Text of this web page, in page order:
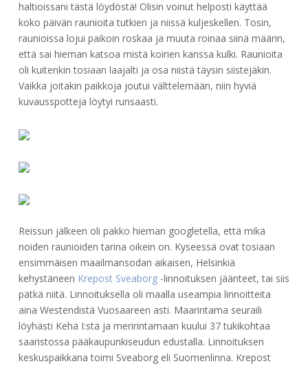
haltioissani tästä löydöstä! Olisin voinut helposti käyttää
koko päivän raunioita tutkien ja niissä kuljeskellen. Tosin,
raunioissa lojui paikoin roskaa ja muuta roinaa siinä määrin,
että sai hieman katsoa mistä koirien kanssa kulki. Raunioita
oli kuitenkin tosiaan laajalti ja osa niistä täysin siistejäkin.
Vaikka joitakin paikkoja joutui välttelemään, niin hyviä
kuvausspotteja löytyi runsaasti.
Reissun jälkeen oli pakko hieman googletella, että mikä
noiden raunioiden tarina oikein on. Kyseessä ovat tosiaan
ensimmäisen maailmansodan aikaisen, Helsinkiä
kehystäneen Krepost Sveaborg-linnoituksen jäänteet, tai siis
pätkä niitä. Linnoituksella oli maalla useampia linnoitteita
aina Westendistä Vuosaareen asti. Maarintama seuraili
löyhästi Kehä I:stä ja meririntamaan kuului 37 tukikohtaa
saaristossa pääkaupunkiseudun edustalla. Linnoituksen
keskuspaikkana toimi Sveaborg eli Suomenlinna. Krepost